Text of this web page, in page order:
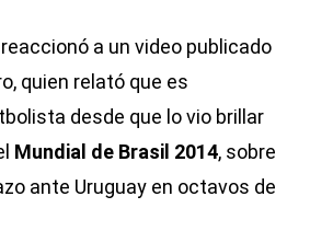
a un video publicado
quien relató que es
desde que lo vio brillar
Mundial de Brasil 2014, sobre
ante Uruguay en octavos de